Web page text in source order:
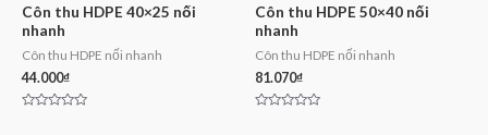
Côn thu HDPE 40×25 nối
nhanh
Côn thu HDPE nối nhanh
44.000₫
Côn thu HDPE 50×40 nối
nhanh
Côn thu HDPE nối nhanh
81.070₫